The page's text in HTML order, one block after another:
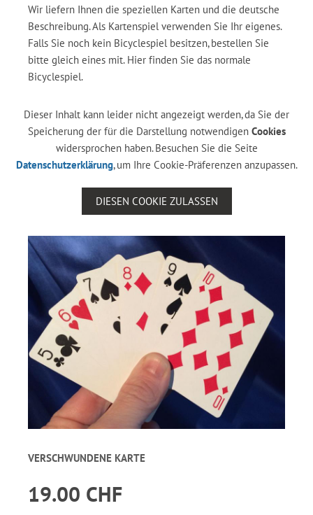
Wir liefern Ihnen die speziellen Karten und die deutsche
Beschreibung. Als Kartenspiel verwenden Sie Ihr eigenes.
Falls Sie noch kein Bicyclespiel besitzen, bestellen Sie
bitte gleich eines mit. Hier finden Sie das normale
Bicyclespiel.
Dieser Inhalt kann leider nicht angezeigt werden, da Sie der
Speicherung der für die Darstellung notwendigen Cookies
widersprochen haben. Besuchen Sie die Seite
Datenschutzerklärung, um Ihre Cookie-Präferenzen anzupassen.
DIESEN COOKIE ZULASSEN
VERSCHWUNDENE KARTE
19.00 CHF